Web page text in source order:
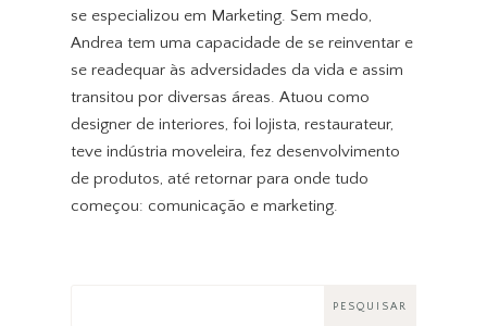
se especializou em Marketing. Sem medo,
Andrea tem uma capacidade de se reinventar e
se readequar às adversidades da vida e assim
transitou por diversas áreas. Atuou como
designer de interiores, foi lojista, restaurateur,
teve indústria moveleira, fez desenvolvimento
de produtos, até retornar para onde tudo
começou: comunicação e marketing.